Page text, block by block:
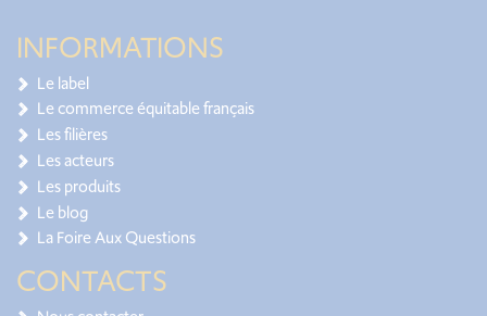
INFORMATIONS
Le label
Le commerce équitable français
Les filières
Les acteurs
Les produits
Le blog
La Foire Aux Questions
CONTACTS